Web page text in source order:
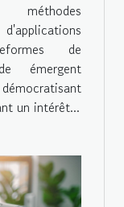
méthodes
de
émergent
un intérêt...